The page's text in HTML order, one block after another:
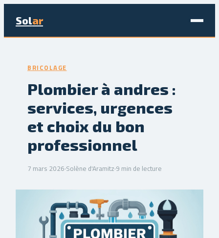
Solar
Bricolage
Écologie & Énergie
Jardinage
Immobilier
BRICOLAGE
Plombier à andres :
services, urgences
et choix du bon
professionnel
7 mars 2026·Solène d'Aramitz·9 min de lecture